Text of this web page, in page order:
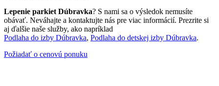
Lepenie parkiet Dúbravka? S nami sa o výsledok nemusíte
obávať. Neváhajte a kontaktujte nás pre viac informácií. Prezrite si
aj ďalšie naše služby, ako napríklad
Podlaha do izby Dúbravka, Podlaha do detskej izby Dúbravka.
Požiadať o cenovú ponuku